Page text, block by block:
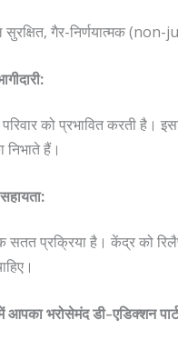
सुरक्षित, गैर-निर्णयात्मक
को प्रभावित करती है।
निभाते हैं।
सतत प्रक्रिया है। केंद्र को
आपका भरोसेमंद डी-एडिक्शन